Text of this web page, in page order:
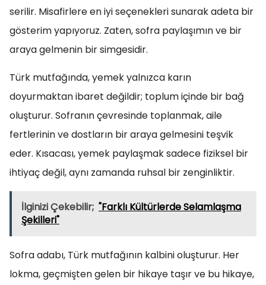
serilir. Misafirlere en iyi seçenekleri sunarak adeta bir
gösterim yapıyoruz. Zaten, sofra paylaşımın ve bir
araya gelmenin bir simgesidir.
Türk mutfağında, yemek yalnızca karın
doyurmaktan ibaret değildir; toplum içinde bir bağ
oluşturur. Sofranın çevresinde toplanmak, aile
fertlerinin ve dostların bir araya gelmesini teşvik
eder. Kısacası, yemek paylaşmak sadece fiziksel bir
ihtiyaç değil, aynı zamanda ruhsal bir zenginliktir.
İlginizi Çekebilir; "Farklı Kültürlerde Selamlaşma
Şekilleri"
Sofra adabı, Türk mutfağının kalbini oluşturur. Her
lokma, geçmişten gelen bir hikaye taşır ve bu hikaye,